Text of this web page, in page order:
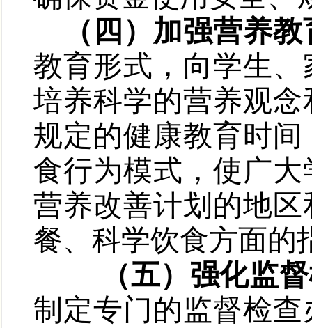
（四）加强营养
教育形式，向学生
培养科学的营养观
规定的健康教育时
食行为模式，使广
营养改善计划的地
餐、科学饮食方面的
（五）强化监
制定专门的监督检